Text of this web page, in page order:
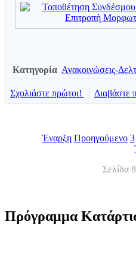
Κατηγορία Ανακοινώσεις-
Σχολιάστε πρώτοι! Διαβάστε
Έναρξη Προηγούμενο 3
Σελίδα
Πρόγραμμα